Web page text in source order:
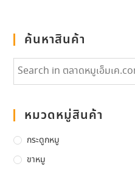
ค้นหาสินค้า
หมวดหมู่สินค้า
กระดูกหมู
ขาหมู